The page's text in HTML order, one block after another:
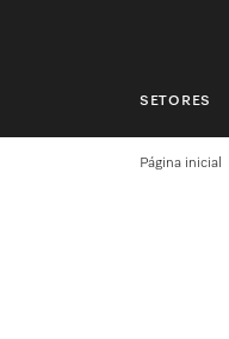
SETORES
SETORES
Página inicial